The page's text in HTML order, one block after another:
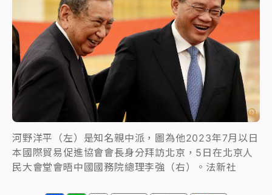
中信慈善基金會想增加董事人數！辜仲諒向法院聲請遭
駁 理由曝光
故宮《龍藏經》特展第2檔！今線上預約開賣一度塞車
周六起展出延長至晚上7時
台東農業處長涉圖利渡假村！東檢抗告成功 今重開羈
押庭
父親節泡湯了！中颱白海豚雨彈轟3天 「紅到發紫」降
雨熱區曝
河野洋平（左）是知名親中派，圖為他2023年7月以日
本國際貿易促進協會會長身分拜訪北京，5日在北京人
民大會堂會晤中國國務院總理李強（右）。法新社